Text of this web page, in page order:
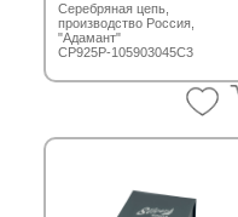
Серебряная цепь,
производство Россия,
"Адамант"
СР925Р-105903045С3